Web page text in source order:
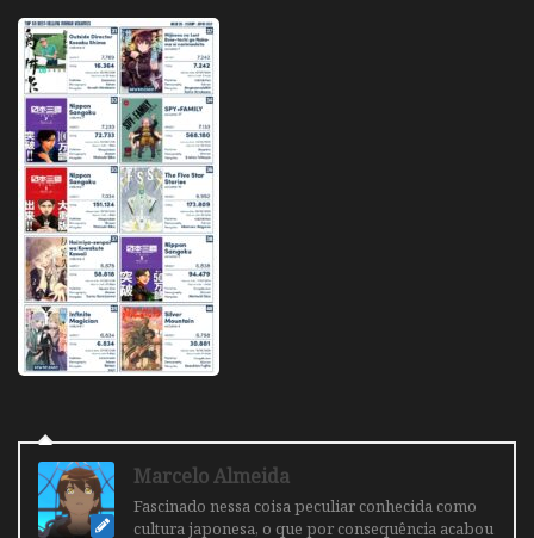
Marcelo Almeida
Fascinado nessa coisa peculiar conhecida como
cultura japonesa, o que por consequência acabou